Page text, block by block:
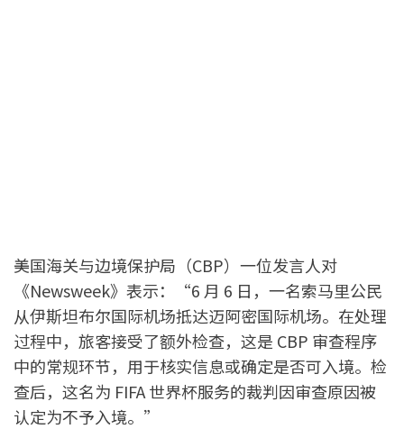
美国海关与边境保护局（CBP）一位发言人对
《Newsweek》表示：“6 月 6 日，一名索马里公民
从伊斯坦布尔国际机场抵达迈阿密国际机场。在处理
过程中，旅客接受了额外检查，这是 CBP 审查程序
中的常规环节，用于核实信息或确定是否可入境。检
查后，这名为 FIFA 世界杯服务的裁判因审查原因被
认定为不予入境。”